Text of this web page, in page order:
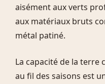
aisément aux verts
aux matériaux bruts
métal patiné.
La capacité de la terre
au fil des saisons est